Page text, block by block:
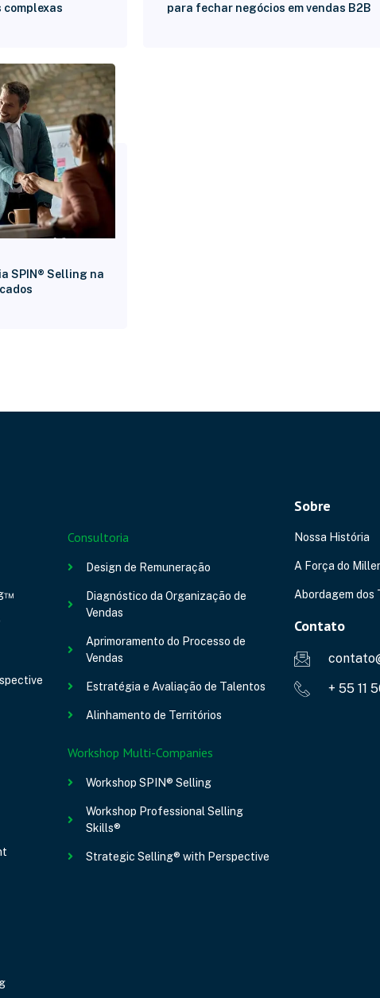
complexas
para fechar negócios em vendas B2B
SPIN® Selling na
Consultoria
Design de Remuneração
Diagnóstico da Organização de
Vendas
Aprimoramento do Processo de
Vendas
Estratégia e Avaliação de Talentos
Alinhamento de Territórios
Workshop Multi-Companies
Workshop SPIN® Selling
Workshop Professional Selling
Skills®
Strategic Selling® with Perspective
Sobre
Nossa História
A Força do
Abordagem dos
Contato
+ 55 11